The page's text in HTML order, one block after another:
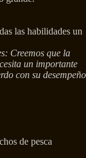
las habilidades un
Creemos que la
un importante
con su desempeño
de pesca